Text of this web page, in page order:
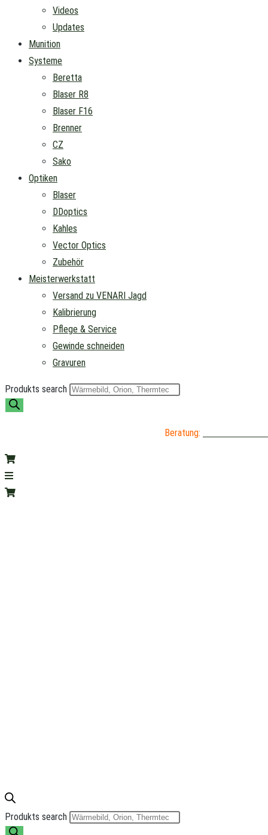
Videos
Updates
Munition
Systeme
Beretta
Blaser R8
Blaser F16
Brenner
CZ
Sako
Optiken
Blaser
DDoptics
Kahles
Vector Optics
Zubehör
Meisterwerkstatt
Versand zu VENARI Jagd
Kalibrierung
Pflege & Service
Gewinde schneiden
Gravuren
Produkts search
Beratung:
Produkts search